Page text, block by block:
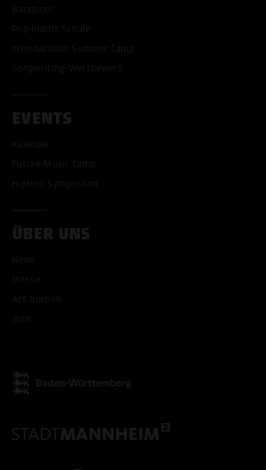
Bandpool
Pop macht Schule
International Summer Camp
Songwriting-Wettbewerb
EVENTS
Kalender
Future Music Camp
HipHop Symposium
ÜBER UNS
News
Presse
Act buchen
Jobs